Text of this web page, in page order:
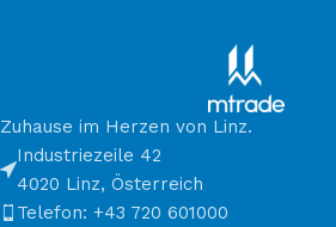
Zuhause im Herzen von Linz.
Industriezeile 42
4020 Linz, Österreich
Telefon: +43 720 601000